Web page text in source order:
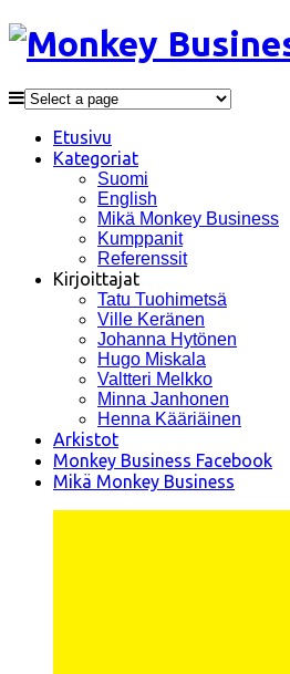
Etusivu
Kategoriat
Suomi
English
Mikä Monkey Business
Kumppanit
Referenssit
Kirjoittajat
Tatu Tuohimetsä
Ville Keränen
Johanna Hytönen
Hugo Miskala
Valtteri Melkko
Minna Janhonen
Henna Kääriäinen
Arkistot
Monkey Business Facebook
Mikä Monkey Business